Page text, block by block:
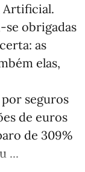
Artificial.
se obrigadas
as
elas,
seguros
de euros
de 309%
...